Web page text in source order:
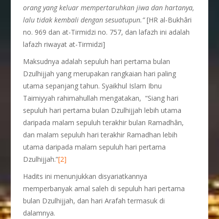
orang yang keluar mempertaruhkan jiwa dan hartanya,
lalu tidak kembali dengan sesuatupun.”[HR al-Bukhâri
no. 969 dan at-Tirmidzi no. 757, dan lafazh ini adalah
lafazh riwayat at-Tirmidzi]
Maksudnya adalah sepuluh hari pertama bulan
Dzulhijjah yang merupakan rangkaian hari paling
utama sepanjang tahun. Syaikhul Islam Ibnu
Taimiyyah rahimahullah mengatakan, “Siang hari
sepuluh hari pertama bulan Dzulhijjah lebih utama
daripada malam sepuluh terakhir bulan Ramadhân,
dan malam sepuluh hari terakhir Ramadhan lebih
utama daripada malam sepuluh hari pertama
Dzulhijjah.”[2]
Hadits ini menunjukkan disyariatkannya
memperbanyak amal saleh di sepuluh hari pertama
bulan Dzulhijjah, dan hari Arafah termasuk di
dalamnya.